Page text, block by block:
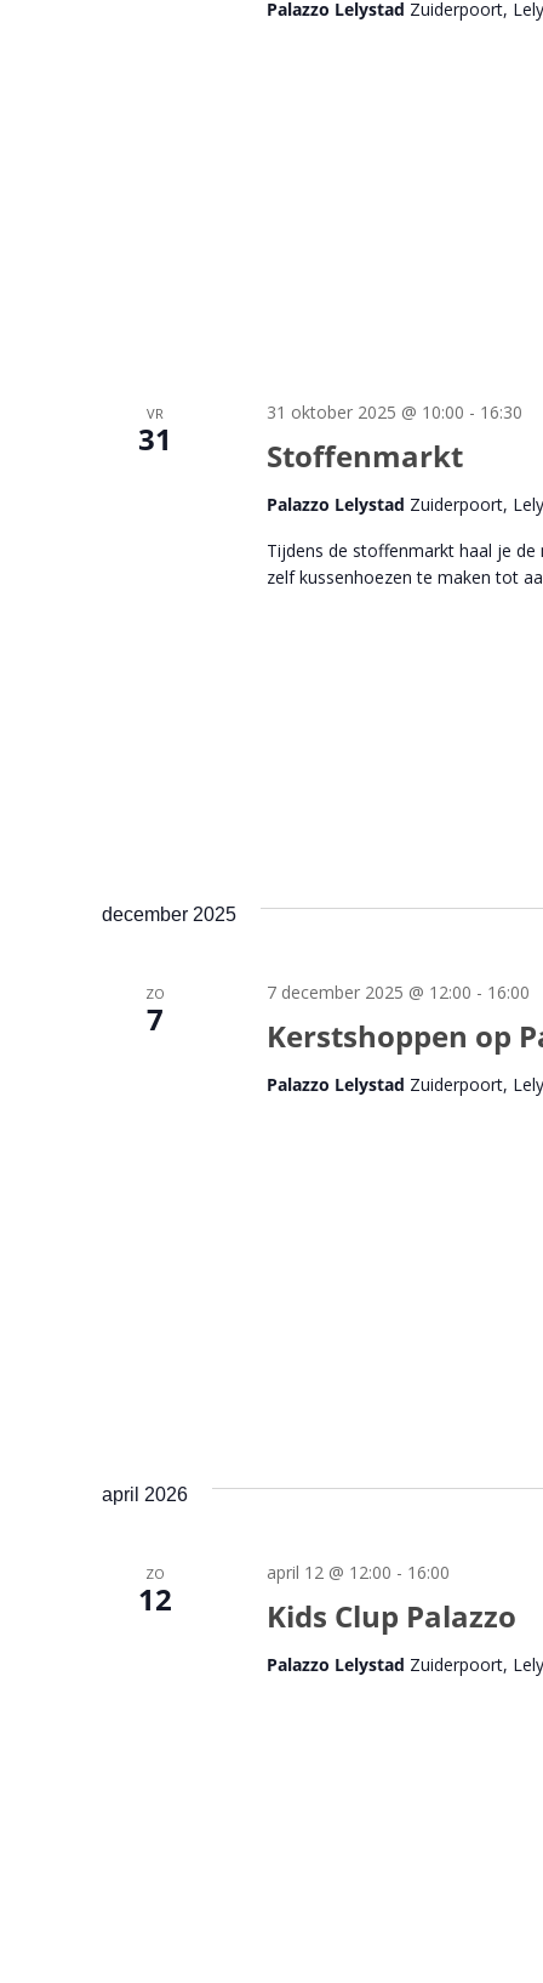
Palazzo Lelystad Zuiderpoort,
VR
31 Stoffenmarkt
31 oktober 2025 @ 10:00 - 16:30
Palazzo Lelystad Zuiderpoort,
Tijdens de stoffenmarkt haal je
zelf kussenhoezen te maken tot
december 2025
ZO
7 Kerstshoppen op
7 december 2025 @ 12:00 - 16:00
Palazzo Lelystad Zuiderpoort,
april 2026
ZO
12 Kids Clup Palazzo
april 12 @ 12:00 - 16:00
Palazzo Lelystad Zuiderpoort,